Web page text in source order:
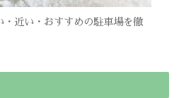
・近い・おすすめの駐車場を徹